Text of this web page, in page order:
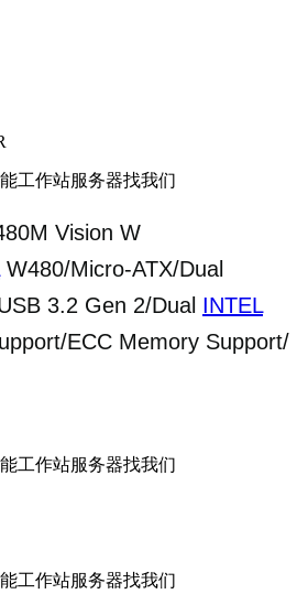
Vision W
W480/Micro-ATX/Dual
3.2 Gen 2/Dual INTEL
ECC Memory Support/